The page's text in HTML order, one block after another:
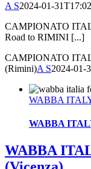
A S2024-01-
CAMPIONATO
Road to RIMINI [...]
CAMPIONATO
(Rimini)A S2024-01-
WABBA
WABBA
WABBA